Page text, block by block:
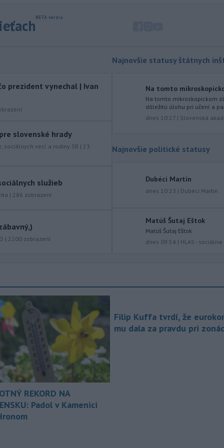
blízkosti vzletovej a pristávacej
Slovensko pomáha Maďarsku
s vodou, pretože naši južní susedia
zápasia s kritickou situáciou na Dunaji a
slúžiť na nelegálne
prevádzanie migrantov z Bieloruska
Ruská dezinformačná
kampaň sa vo Francúzsku zamerala
vládny úrad Viginum a s „vysokou
mierou istoty“ pripísal proruskej
Matrioška.
Na jednokoľajovom
železničnom priecestí v Lozorne
došlo v stredu
nákladného vlaku s osobným
Kolumbii v stredu zachránili
prezident vynechal | Ivan
slovenské hrady
sociálnych vecí a rodiny SR | 23
služieb
| 286 zobrazení
| 2200 zobrazení
Najnovšie statusy štátnych
Na tomto
Na tomto mikroskopickom
dôležitú úlohu pri učení a
dnes 10:27 | Slovenská
Najnovšie politické statusy
Dubéci Martin
dnes 10:23 | Dubéci Martin
Matúš Šutaj Eštok
Matúš Šutaj Eštok
dnes 09:54 | HLAS -
REKORD NA
Padol v Kamenici
Filip Kuffa tvrdí, že
mu dala za pravdu pri